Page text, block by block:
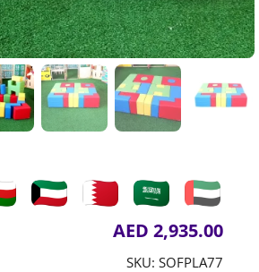
AED 2,935.00
SKU: SOFPLA77